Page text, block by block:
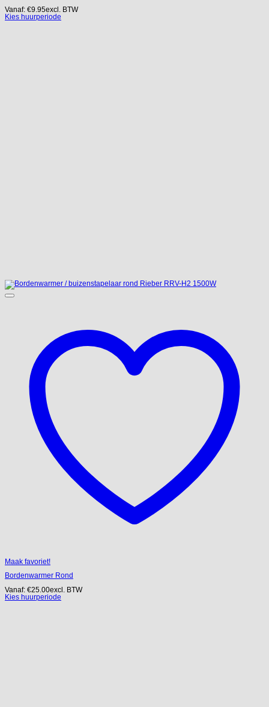
Vanaf: €9.95excl. BTW
Kies huurperiode
Maak favoriet!
Bordenwarmer Rond
Vanaf: €25.00excl. BTW
Kies huurperiode